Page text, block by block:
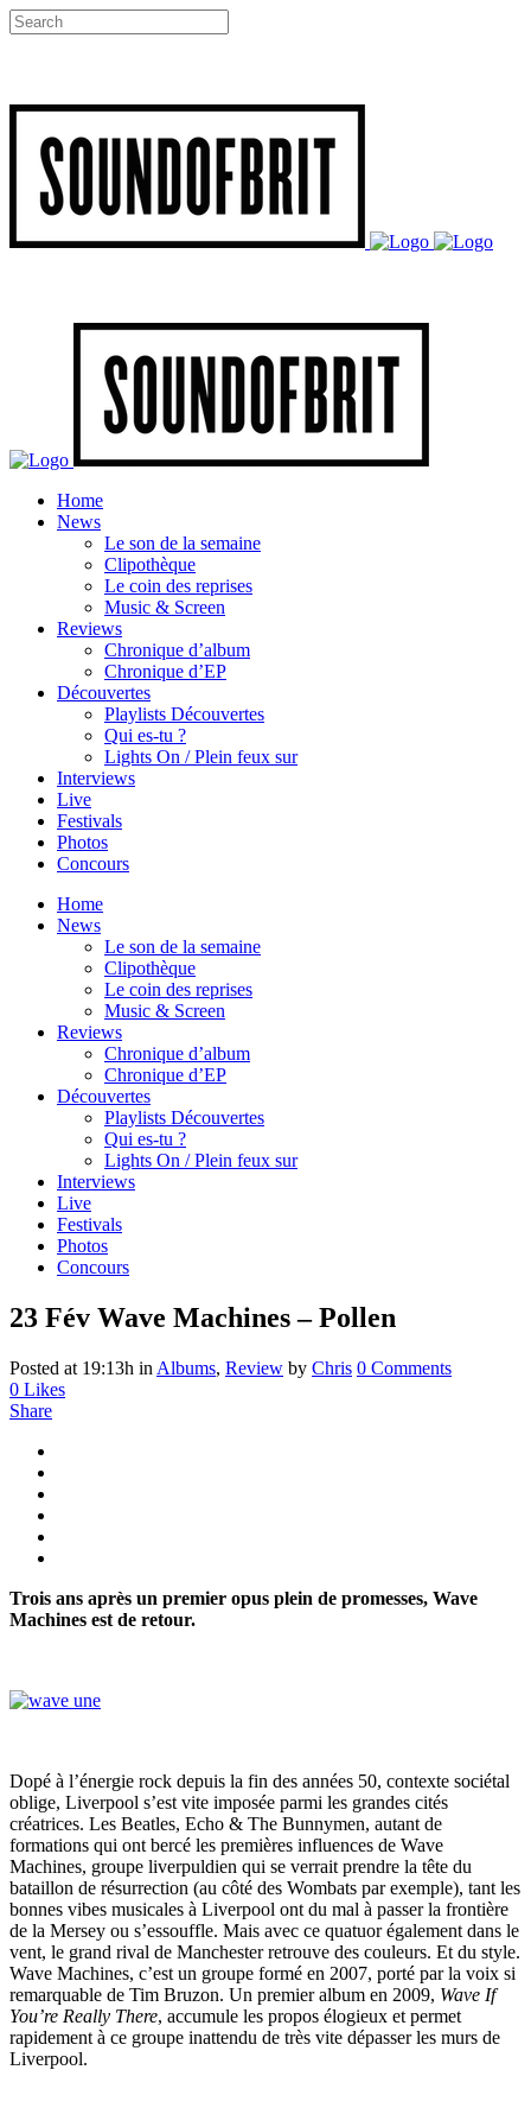
Home
News
Le son de la semaine
Clipothèque
Le coin des reprises
Music & Screen
Reviews
Chronique d’album
Chronique d’EP
Découvertes
Playlists Découvertes
Qui es-tu ?
Lights On / Plein feux sur
Interviews
Live
Festivals
Photos
Concours
Home
News
Le son de la semaine
Clipothèque
Le coin des reprises
Music & Screen
Reviews
Chronique d’album
Chronique d’EP
Découvertes
Playlists Découvertes
Qui es-tu ?
Lights On / Plein feux sur
Interviews
Live
Festivals
Photos
Concours
23 Fév Wave Machines – Pollen
Posted at 19:13h in Albums, Review by Chris 0 Comments
0 Likes
Share
Trois ans après un premier opus plein de promesses, Wave
Machines est de retour.
Dopé à l’énergie rock depuis la fin des années 50, contexte sociétal
oblige, Liverpool s’est vite imposée parmi les grandes cités
créatrices. Les Beatles, Echo & The Bunnymen, autant de
formations qui ont bercé les premières influences de Wave
Machines, groupe liverpuldien qui se verrait prendre la tête du
bataillon de résurrection (au côté des Wombats par exemple), tant les
bonnes vibes musicales à Liverpool ont du mal à passer la frontière
de la Mersey ou s’essouffle. Mais avec ce quatuor également dans le
vent, le grand rival de Manchester retrouve des couleurs. Et du style.
Wave Machines, c’est un groupe formé en 2007, porté par la voix si
remarquable de Tim Bruzon. Un premier album en 2009, Wave If
You’re Really There, accumule les propos élogieux et permet
rapidement à ce groupe inattendu de très vite dépasser les murs de
Liverpool.